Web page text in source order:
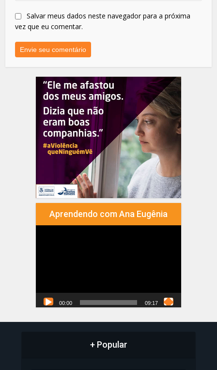
Salvar meus dados neste navegador para a próxima
vez que eu comentar.
Aprendendo com Ana Eugênia
00:00 09:17
+ Popular